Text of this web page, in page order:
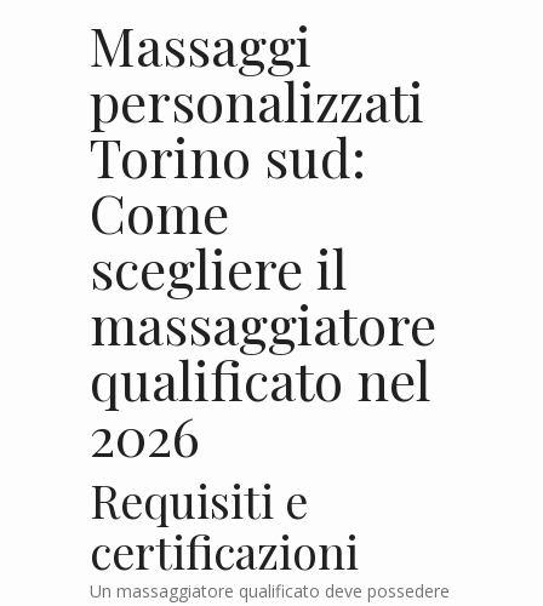
Massaggi
personalizzati
Torino sud:
Come
scegliere il
massaggiatore
qualificato nel
2026
Requisiti e
certificazioni
Un massaggiatore qualificato deve possedere